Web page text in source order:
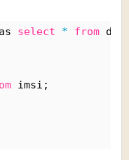
select * from
imsi;